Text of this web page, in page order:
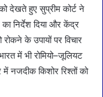
देखते हुए सुप्रीम कोर्ट ने
निर्देश दिया और केंद्र
के उपायों पर विचार
में भी रोमियो–जूलियट
नजदीक किशोर रिश्तों को